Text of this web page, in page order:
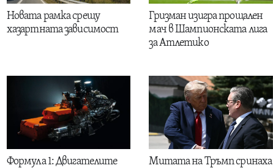
Новата рамка срещу
хазартната зависимост
Гризман изигра прощален
мач в Шампионската лига
за Атлетико
Формула 1: Двигателите
Митата на Тръмп сринаха